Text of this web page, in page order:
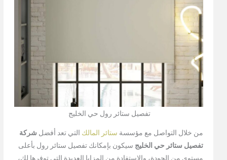
تفصيل ستائر رول حي الخليج
من خلال التواصل مع مؤسسة ستائر المالكالتي تعد أفضل شركة
تفصيل ستائر حي الخليج سيكون بإمكانك تفصيل ستائر رول بأعلى
مستوى من الجودة، والاستفادة من المزايا العديدة التي توفرها لك،